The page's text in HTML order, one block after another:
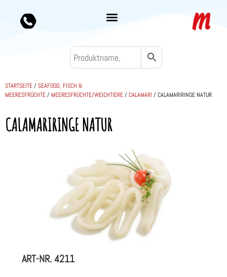
STARTSEITE/SEAFOOD, FISCH &
MEERESFRÜCHTE/ MEERESFRÜCHTE/WEICHTIERE/CALAMARI / CALAMARIRINGE NATUR
CALAMARIRINGE NATUR
ART-NR.4211